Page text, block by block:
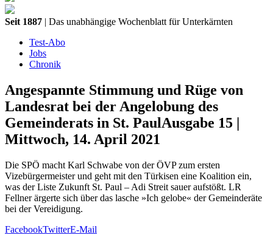
Seit 1887 | Das unabhängige Wochenblatt für Unterkärnten
Test-Abo
Jobs
Chronik
Angespannte Stimmung und Rüge von
Landesrat bei der Angelobung des
Gemeinderats in St. PaulAusgabe 15 |
Mittwoch, 14. April 2021
Die SPÖ macht Karl Schwabe von der ÖVP zum ersten
Vizebürgermeister und geht mit den Türkisen eine Koalition ein,
was der Liste Zukunft St. Paul – Adi Streit sauer aufstößt. LR
Fellner ärgerte sich über das lasche »Ich gelobe« der Gemeinderäte
bei der Vereidigung.
FacebookTwitterE-Mail